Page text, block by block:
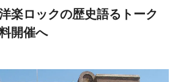
楽ロックの歴史語るトーク
開催へ